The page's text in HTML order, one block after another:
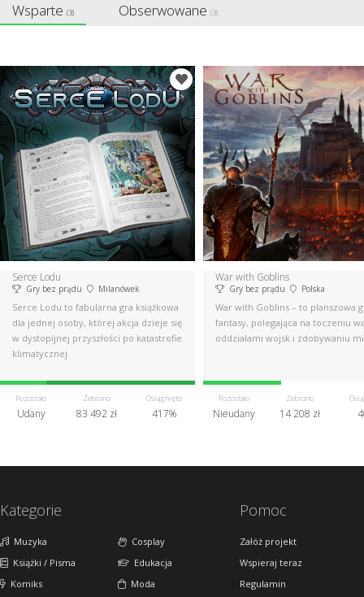
Wsparte (3) Obserwowane (3)
Serce Lodu
Gry bez prądu Milanówek
Serce Lodu to fabularna gra książkowa
dla jednej osoby, której akcja dzieje się
w dystopijnej przyszłości po katastrofie
klimatycznej.
Pozostało
Udany
Zebrano
83 492 zł
Osiągnięto
417%
War with Goblins
Gry bez prądu Polska
War with Goblins – to planszowa
fantasy, polegająca na toczeniu
oddziałami wojsk i zdobywaniu
Pozostało
Nieudany
Zebrano
14 208 zł
Kategorie
Muzyka
Książki / Pisma
Komiks
Cosplay
Edukacja
Moda
Pomoc
Załóż projekt
Wspieraj teraz
Regulamin